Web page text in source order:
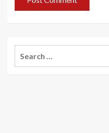
for: